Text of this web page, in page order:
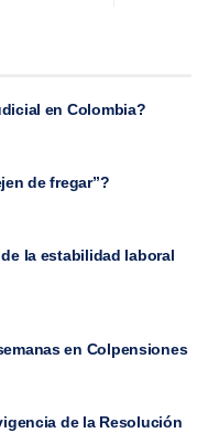
en Colombia?
de fregar”?
la estabilidad laboral
en Colpensiones
de la Resolución